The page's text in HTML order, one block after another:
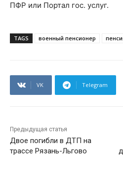
ПФР или Портал гос. услуг.
TAGS военный пенсионер
VK Telegram
Предыдущая статья
Двое погибли в ДТП на
трассе Рязань-Льгово